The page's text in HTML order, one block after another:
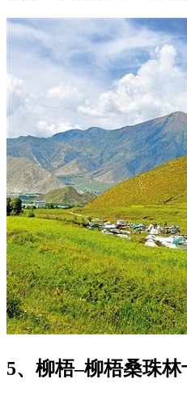
5、柳梧–柳梧桑珠林